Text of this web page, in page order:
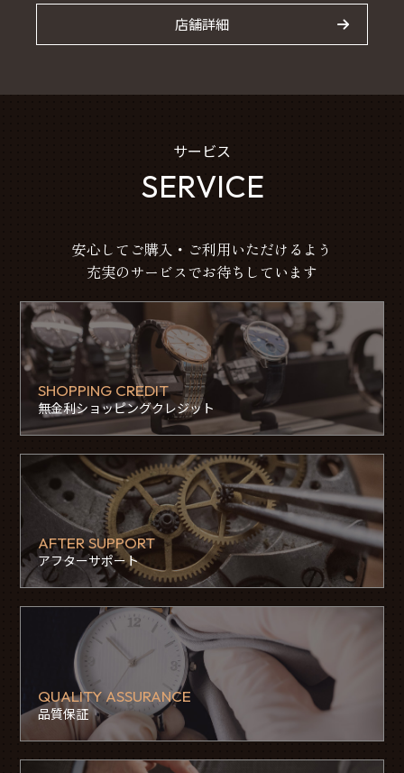
店舗詳細
サービス
SERVICE
安心してご購入・ご利用いただけるよう
充実のサービスでお待ちしています
SHOPPING CREDIT
無金利ショッピングクレジット
AFTER SUPPORT
アフターサポート
QUALITY ASSURANCE
品質保証